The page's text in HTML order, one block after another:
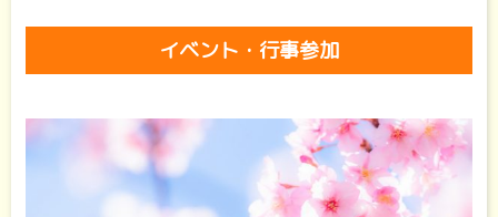
イベント・行事参加